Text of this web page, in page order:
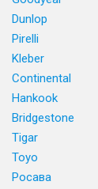
Dunlop
Pirelli
Kleber
Continental
Hankook
Bridgestone
Tigar
Toyo
Росава